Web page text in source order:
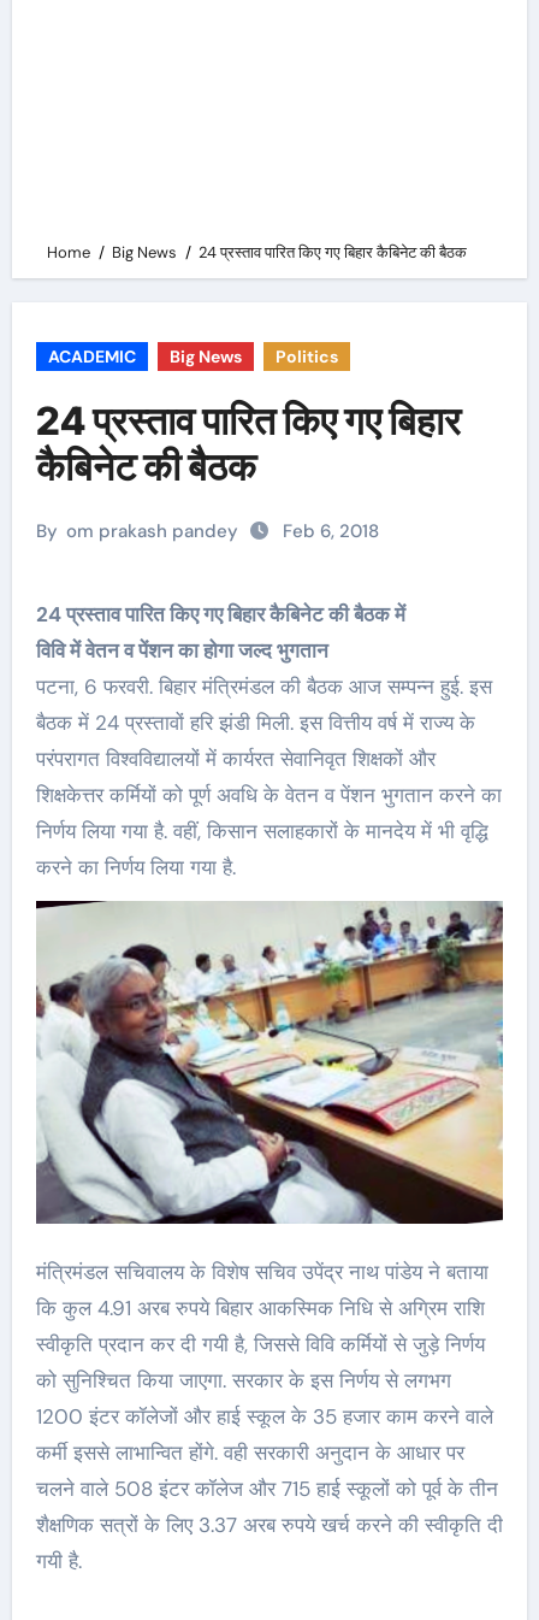
Home Big News 24 प्रस्ताव पारित किए गए बिहार कैबिनेट की बैठक
ACADEMIC Big News Politics
24 प्रस्ताव पारित किए गए बिहार
कैबिनेट की बैठक
By om prakash pandey Feb 6, 2018
24 प्रस्ताव पारित किए गए बिहार कैबिनेट की बैठक में
विवि में वेतन व पेंशन का होगा जल्द भुगतान
पटना, 6 फरवरी. बिहार मंत्रिमंडल की बैठक आज सम्पन्न हुई. इस
बैठक में 24 प्रस्तावों हरि झंडी मिली. इस वित्तीय वर्ष में राज्य के
परंपरागत विश्वविद्यालयों में कार्यरत सेवानिवृत शिक्षकों और
शिक्षकेत्तर कर्मियों को पूर्ण अवधि के वेतन व पेंशन भुगतान करने का
निर्णय लिया गया है. वहीं, किसान सलाहकारों के मानदेय में भी वृद्धि
करने का निर्णय लिया गया है.
मंत्रिमंडल सचिवालय के विशेष सचिव उपेंद्र नाथ पांडेय ने बताया
कि कुल 4.91 अरब रुपये बिहार आकस्मिक निधि से अग्रिम राशि
स्वीकृति प्रदान कर दी गयी है, जिससे विवि कर्मियों से जुड़े निर्णय
को सुनिश्चित किया जाएगा. सरकार के इस निर्णय से लगभग
1200 इंटर कॉलेजों और हाई स्कूल के 35 हजार काम करने वाले
कर्मी इससे लाभान्वित होंगे. वही सरकारी अनुदान के आधार पर
चलने वाले 508 इंटर कॉलेज और 715 हाई स्कूलों को पूर्व के तीन
शैक्षणिक सत्रों के लिए 3.37 अरब रुपये खर्च करने की स्वीकृति दी
गयी है.